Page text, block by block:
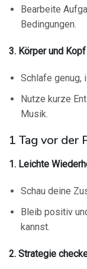
Bearbeite
Bedingungen.
3. Körper und
Schlafe genug,
Nutze kurze
Musik.
1 Tag vor der
1. Leichte
Schau deine
Bleib positiv
kannst.
2. Strategie